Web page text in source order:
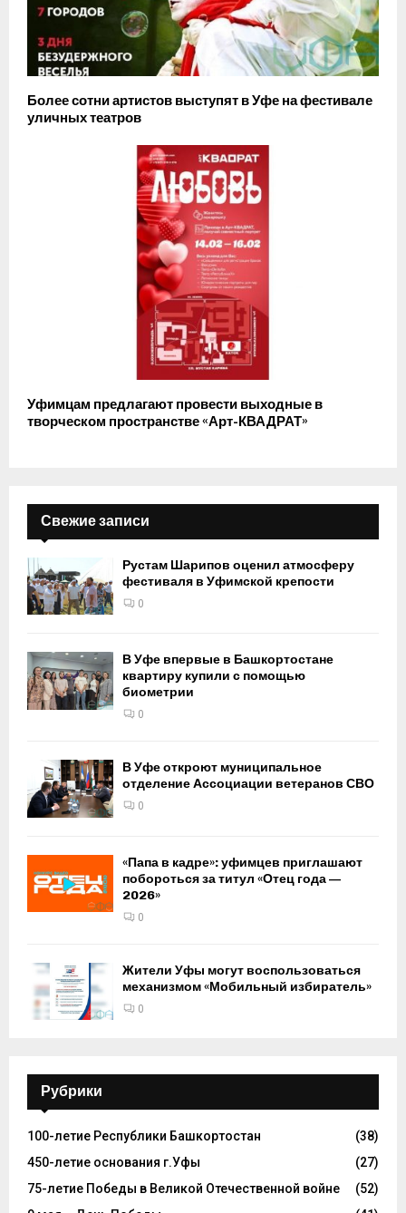
Более сотни артистов выступят в Уфе на фестивале
уличных театров
Уфимцам предлагают провести выходные в
творческом пространстве «Арт-КВАДРАТ»
Свежие записи
Рустам Шарипов оценил атмосферу
фестиваля в Уфимской крепости
0
В Уфе впервые в Башкортостане
квартиру купили с помощью
биометрии
0
В Уфе откроют муниципальное
отделение Ассоциации ветеранов СВО
0
«Папа в кадре»: уфимцев приглашают
побороться за титул «Отец года —
2026»
0
Жители Уфы могут воспользоваться
механизмом «Мобильный избиратель»
0
Рубрики
100-летие Республики Башкортостан
(38)
450-летие основания г.Уфы
(27)
75-летие Победы в Великой Отечественной войне
(52)